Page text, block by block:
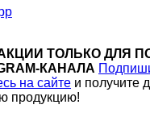
ТОЛЬКО ДЛЯ
КАНАЛА
на сайте и получите
продукцию!